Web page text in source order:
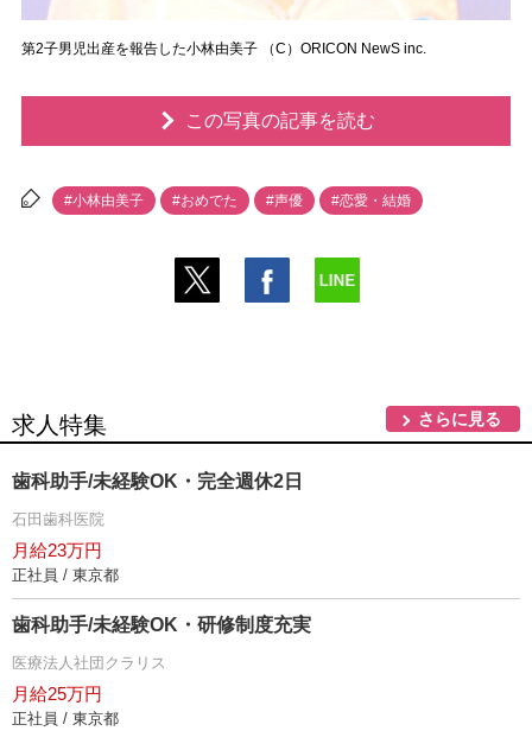
第2子男児出産を報告した小林由美子 （C）ORICON NewS inc.
この写真の記事を読む
#小林由美子 #おめでた #声優 #恋愛・結婚
求人特集 さらに見る
歯科助手/未経験OK・完全週休2日
石田歯科医院
月給23万円
正社員 / 東京都
歯科助手/未経験OK・研修制度充実
医療法人社団クラリス
月給25万円
正社員 / 東京都